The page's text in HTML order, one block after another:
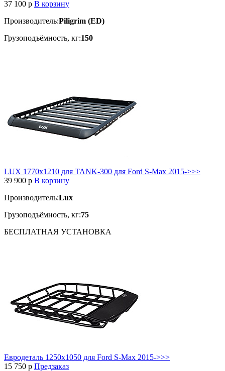
37 100 p В корзину
Производитель:Piligrim (ED)
Грузоподъёмность, кг:150
LUX 1770х1210 для TANK-300 для Ford S-Max 2015->>>
39 900 p В корзину
Производитель:Lux
Грузоподъёмность, кг:75
БЕСПЛАТНАЯ УСТАНОВКА
Евродеталь 1250x1050 для Ford S-Max 2015->>>
15 750 p Предзаказ